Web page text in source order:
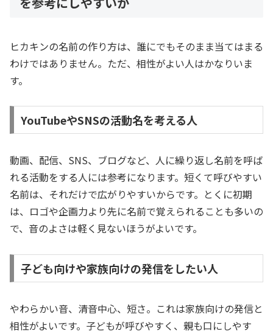
ヒカキンの名前の作り方は、誰にでもそのまま当てはまる
わけではありません。ただ、相性がよい人はかなりいま
す。
YouTubeやSNSの活動名を考える人
動画、配信、SNS、ブログなど、人に繰り返し名前を呼ば
れる活動をする人には参考になります。短くて呼びやすい
名前は、それだけで広がりやすいからです。とくに初期
は、ロゴや企画力より先に名前で覚えられることも多いの
で、音のよさは軽く見ないほうがよいです。
子ども向けや家族向けの発信をしたい人
やわらかい音、清音中心、短さ。これは家族向けの発信と
相性がよいです。子どもが呼びやすく、親も口にしやす